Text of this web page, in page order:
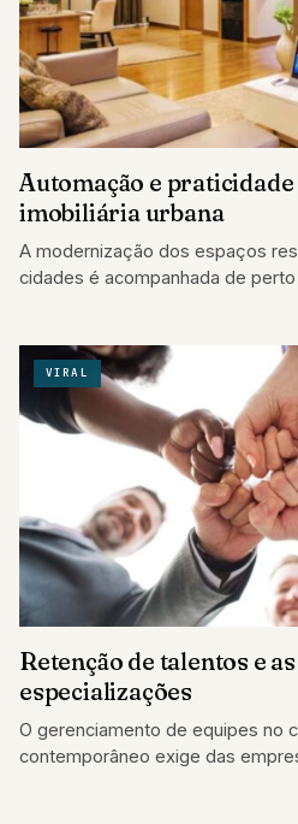
Automação e
imobiliária urbana
A modernização dos espaços
cidades é acompanhada de
VIRAL
Retenção de talentos e
especializações
O gerenciamento de equipes no
contemporâneo exige das